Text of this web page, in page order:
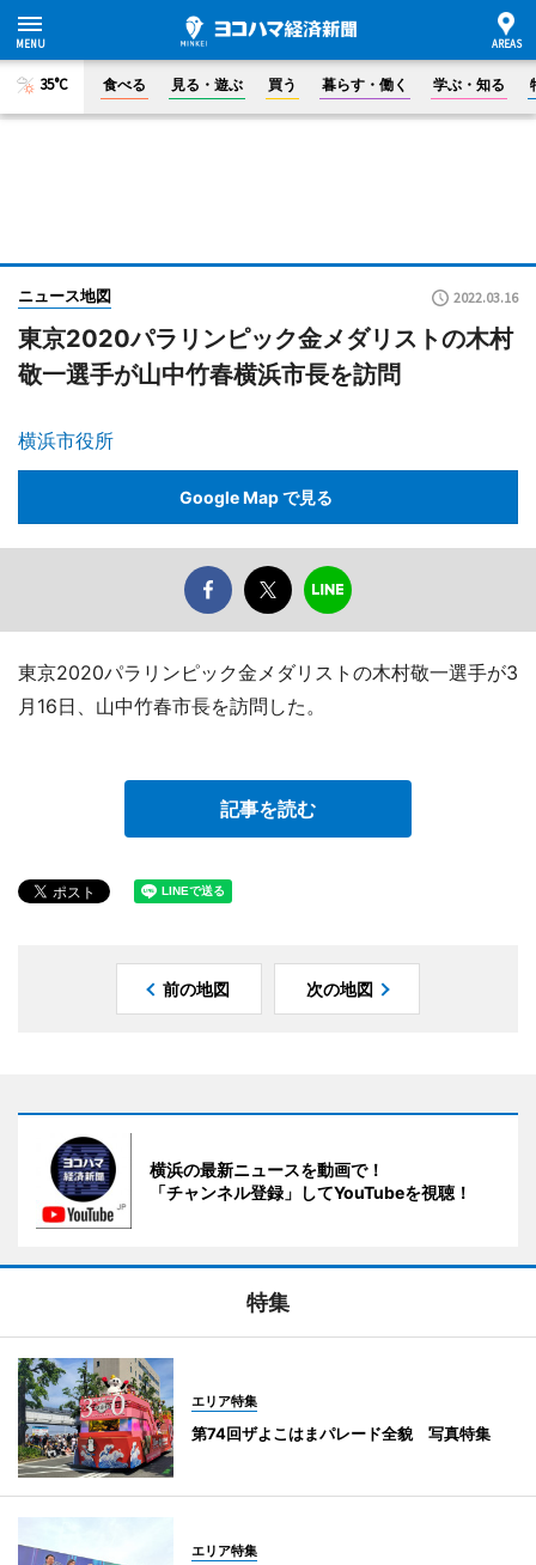
35°C 食べる 見る・遊ぶ 買う 暮らす・働く 学ぶ・知る
ニュース地図 2022.03.16
東京2020パラリンピック金メダリストの木村
敬一選手が山中竹春横浜市長を訪問
横浜市役所
Google Map で見る
東京2020パラリンピック金メダリストの木村敬一選手が3
月16日、山中竹春市長を訪問した。
記事を読む
前の地図 次の地図
横浜の最新ニュースを動画で！
「チャンネル登録」してYouTubeを視聴！
特集
エリア特集
第74回ザよこはまパレード全貌 写真特集
エリア特集